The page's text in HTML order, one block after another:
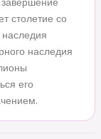
столетие со
наследия
его